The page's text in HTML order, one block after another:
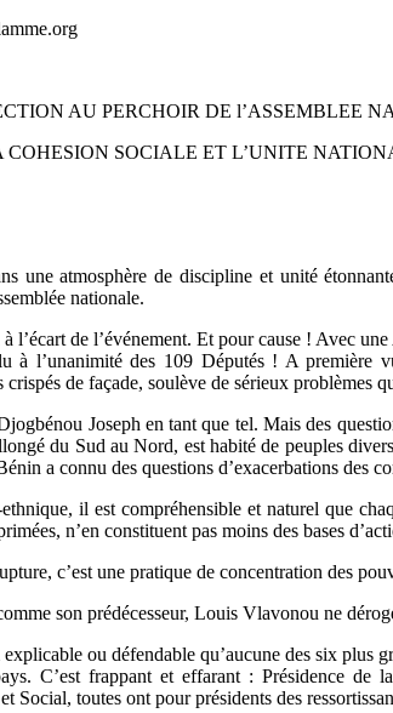
AU PERCHOIR DE l’ASSEMBLEE
SOCIALE ET L’UNITE
une atmosphère de discipline et unité
nationale.
l’écart de l’événement. Et pour cause ! Avec
à l’unanimité des 109 Députés ! A première
de façade, soulève de sérieux problèmes
Joseph en tant que tel. Mais des
du Sud au Nord, est habité de peuples
a connu des questions d’exacerbations des
il est compréhensible et naturel que
n’en constituent pas moins des bases
c’est une pratique de concentration des
son prédécesseur, Louis Vlavonou ne
ou défendable qu’aucune des six
C’est frappant et effarant : Présidence
Social, toutes ont pour présidents des